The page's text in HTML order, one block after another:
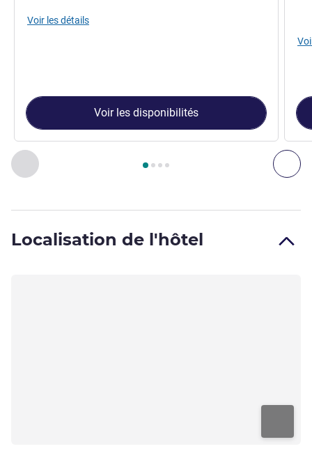
Précédent - Chambre
Page , Chambre 1 : Chambre Supérieure - 1 lit double
Voir les détails
Voir les disponibilités
Localisation de l'hôtel